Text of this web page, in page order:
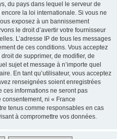
du pays dans lequel le serveur de
la loi internationale. Si vous ne
exposez à un bannissement
le droit d’avertir votre fournisseur
L’adresse IP de tous les messages
de ces conditions. Vous acceptez
de supprimer, de modifier, de
sujet et message à n’importe quel
En tant qu’utilisateur, vous acceptez
renseignées soient enregistrées
ces informations ne seront pas
ni « France
tenus comme responsables en cas
à compromettre vos données.